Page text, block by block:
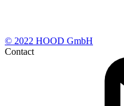
© 2022 HOOD GmbH
Contact